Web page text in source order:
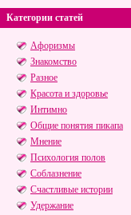
Категории статей
Афоризмы
Знакомство
Разное
Красота и здоровье
Интимно
Общие понятия пикапа
Мнение
Психология полов
Соблазнение
Счастливые истории
Удержание